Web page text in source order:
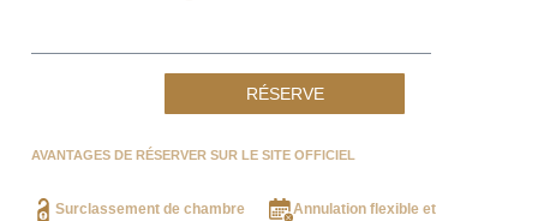
RÉSERVE
AVANTAGES DE RÉSERVER SUR LE SITE OFFICIEL
Surclassement de chambre
Annulation flexible et